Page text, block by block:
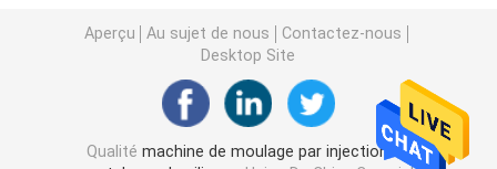
Découpeuse en caoutchouc automatique
Machine de moulage par injection LSR
Aperçu Au sujet de nous
Contactez-nous
Desktop Site
Qualité machine de moulage par injection en